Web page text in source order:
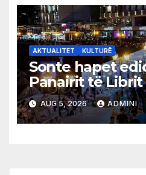
AKTUALITET KULTURË
Sonte hapet
Panairit të Librit
AUG 5, 2026 ADMINI